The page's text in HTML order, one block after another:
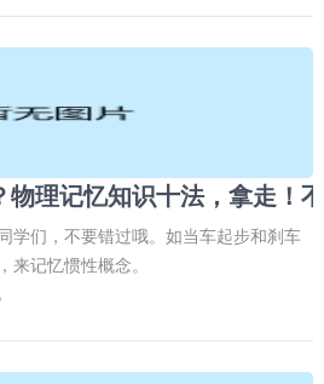
物理记忆知识十法，拿走！
学们，不要错过哦。如当车起步和刹车
来记忆惯性概念。